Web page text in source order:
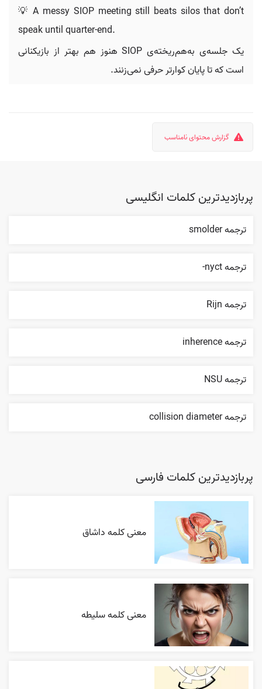
💡 A messy SIOP meeting still beats silos that don’t
speak until quarter-end.
یک جلسه‌ی به‌هم‌ریخته‌ی SIOP هنوز هم بهتر از بازیکنانی
است که تا پایان کوارتر حرفی نمی‌زنند.
گزارش محتوای نامناسب
پربازدیدترین کلمات انگلیسی
ترجمه smolder
ترجمه nyct-
ترجمه Rijn
ترجمه inherence
ترجمه NSU
ترجمه collision diameter
پربازدیدترین کلمات فارسی
معنی کلمه داشاق
معنی کلمه سلیطه